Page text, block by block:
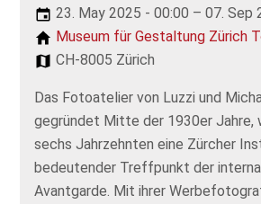
23. May 2025 - 00:00 – 07. Sep
Museum für Gestaltung Zürich
CH-8005 Zürich
Das Fotoatelier von Luzzi und
gegründet Mitte der 1930er Jahre,
sechs Jahrzehnten eine Zürcher
bedeutender Treffpunkt der
Avantgarde. Mit ihrer